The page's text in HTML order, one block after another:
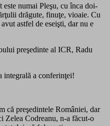
numai Pleşu, cu înca doi-
drăgute, finuţe, vioaie. Cu
astfel de eseişti, dar nu e
preşedinte al ICR, Radu
integrală a conferinţei!
că preşedintele României, dar
Zelea Codreanu, n-a făcut-o